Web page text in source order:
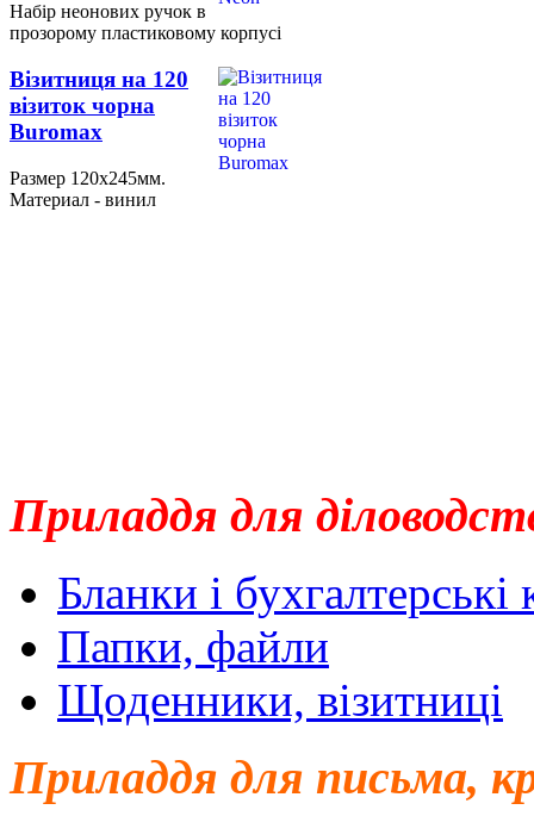
Набір неонових ручок в
прозорому пластиковому корпусі
Візитниця на 120
візиток чорна
Buromax
Размер 120х245мм.
Материал - винил
Приладдя для
Бланки і бухгалтерські
Папки, файли
Щоденники, візитниці
Приладдя для письма,